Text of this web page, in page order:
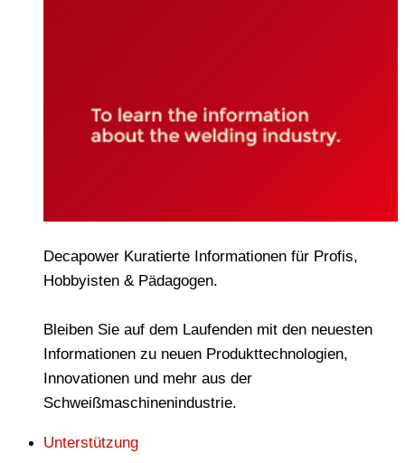
Decapower Kuratierte Informationen für Profis,
Hobbyisten & Pädagogen.
Bleiben Sie auf dem Laufenden mit den neuesten
Informationen zu neuen Produkttechnologien,
Innovationen und mehr aus der
Schweißmaschinenindustrie.
Unterstützung